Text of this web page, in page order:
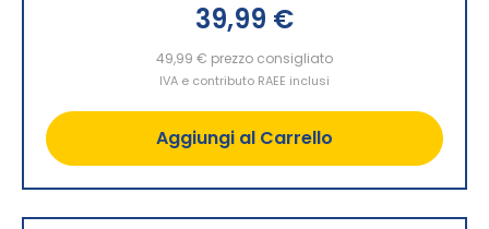
39,99 €
49,99 € prezzo consigliato
IVA e contributo RAEE inclusi
Aggiungi al Carrello